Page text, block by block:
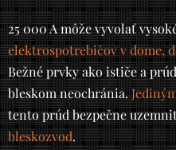
25 000 A môže vyvolať
elektrospotrebičov v dome,
Bežné prvky ako ističe a
bleskom neochránia.
tento prúd bezpečne
bleskozvod.